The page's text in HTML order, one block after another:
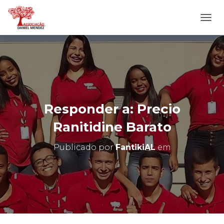
L
T
E
R
N
A
N
A
E
G
O
Responder a: Precio
Ranitidine Barato
Publicado porFantikiALem